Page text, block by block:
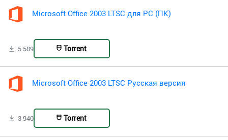
Microsoft Office 2003 LTSC для PC (ПК)
5 589 Torrent
Microsoft Office 2003 LTSC Русская версия
3 940 Torrent